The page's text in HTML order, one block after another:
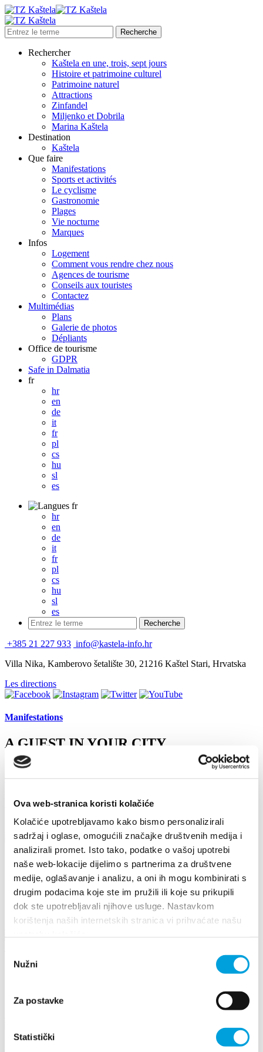
Ova web-stranica koristi kolačiće
Kolačiće upotrebljavamo kako bismo personalizirali
sadržaj i oglase, omogućili značajke društvenih medija i
analizirali promet. Isto tako, podatke o vašoj upotrebi
naše web-lokacije dijelimo s partnerima za društvene
medije, oglašavanje i analizu, a oni ih mogu kombinirati s
drugim podacima koje ste im pružili ili koje su prikupili
dok ste upotrebljavali njihove usluge. Nastavkom
korištenja naših internetskih stranica vi prihvaćate našu
pristanka
Nužni
Za postavke
Statistički
Rechercher
Kaštela en une, trois, sept jours
Histoire et patrimoine culturel
Patrimoine naturel
Attractions
Zinfandel
Miljenko et Dobrila
Marina Kaštela
Destination
Kaštela
Que faire
Manifestations
Sports et activités
Le cyclisme
Gastronomie
Plages
Vie nocturne
Marques
Infos
Logement
Comment vous rendre chez nous
Agences de tourisme
Conseils aux touristes
Contactez
Multimédias
Plans
Galerie de photos
Dépliants
Office de tourisme
GDPR
Safe in Dalmatia
fr
hr
en
de
it
fr
pl
cs
hu
sl
es
fr
hr
en
de
it
fr
pl
cs
hu
sl
es
+385 21 227 933 info@kastela-info.hr
Villa Nika, Kamberovo šetalište 30, 21216 Kaštel Stari, Hrvatska
Les directions
Manifestations
A GUEST IN YOUR CITY
1 juin 2019
Gost u svome gradu393,682 Ko • DOCX
Manifestations
Découvrir plus
17 août 2026
Arias under the stars
Kaštel Stari is once again becoming the stage for an unforgettable
musical experience. At the traditional...
Lire la suite
26 juin 2026 - 29 juin 2026
8 mai 2026 - 10 mai 2026